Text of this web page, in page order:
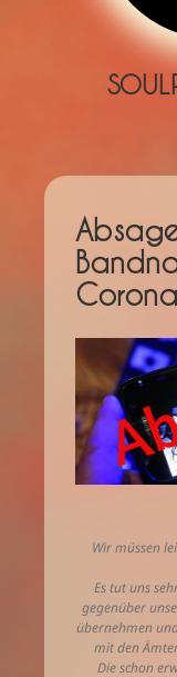
Wir müssen
Es tut uns
gegenüber
übernehmen
mit den
Die schon